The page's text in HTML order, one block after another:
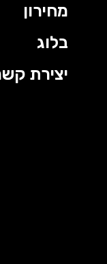
מחירון
בלוג
יצירת קשר